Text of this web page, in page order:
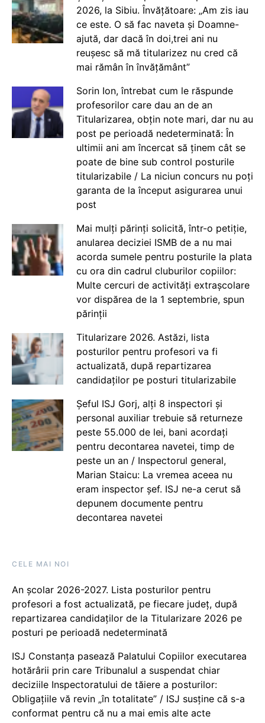
2026, la Sibiu. Învățătoare: „Am zis iau
ce este. O să fac naveta și Doamne-
ajută, dar dacă în doi,trei ani nu
reușesc să mă titularizez nu cred că
mai rămân în învățământ”
Sorin Ion, întrebat cum le răspunde
profesorilor care dau an de an
Titularizarea, obțin note mari, dar nu au
post pe perioadă nedeterminată: În
ultimii ani am încercat să ținem cât se
poate de bine sub control posturile
titularizabile / La niciun concurs nu poți
garanta de la început asigurarea unui
post
Mai mulți părinți solicită, într-o petiție,
anularea deciziei ISMB de a nu mai
acorda sumele pentru posturile la plata
cu ora din cadrul cluburilor copiilor:
Multe cercuri de activități extrașcolare
vor dispărea de la 1 septembrie, spun
părinții
Titularizare 2026. Astăzi, lista
posturilor pentru profesori va fi
actualizată, după repartizarea
candidaților pe posturi titularizabile
Șeful ISJ Gorj, alți 8 inspectori și
personal auxiliar trebuie să returneze
peste 55.000 de lei, bani acordați
pentru decontarea navetei, timp de
peste un an / Inspectorul general,
Marian Staicu: La vremea aceea nu
eram inspector șef. ISJ ne-a cerut să
depunem documente pentru
decontarea navetei
CELE MAI NOI
An școlar 2026-2027. Lista posturilor pentru
profesori a fost actualizată, pe fiecare județ, după
repartizarea candidaților de la Titularizare 2026 pe
posturi pe perioadă nedeterminată
ISJ Constanța pasează Palatului Copiilor executarea
hotărârii prin care Tribunalul a suspendat chiar
deciziile Inspectoratului de tăiere a posturilor:
Obligațiile vă revin „în totalitate” / ISJ susține că s-a
conformat pentru că nu a mai emis alte acte